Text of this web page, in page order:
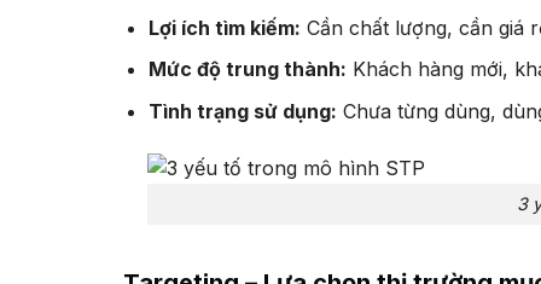
Lợi ích tìm kiếm: Cần chất lượng, cần giá
Mức độ trung thành: Khách hàng mới,
Tình trạng sử dụng: Chưa từng dùng,
3